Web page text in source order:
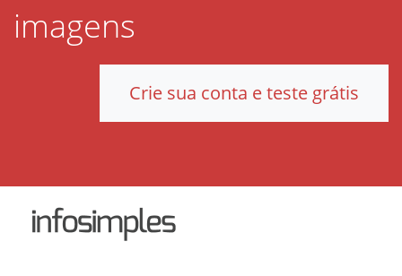
imagens
Crie sua conta e teste grátis